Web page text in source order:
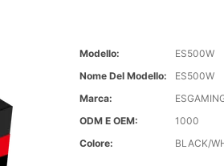
Modello:
ES500W
Nome Del Modello:
ES500W
Marca:
ODM E OEM:
1000
Colore:
BLACK/